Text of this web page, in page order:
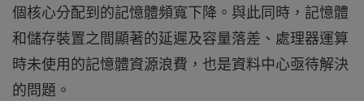
個核心分配到的記憶體頻寬下降。與此同時，記憶體
和儲存裝置之間顯著的延遲及容量落差、處理器運算
時未使用的記憶體資源浪費，也是資料中心亟待解決
的問題。